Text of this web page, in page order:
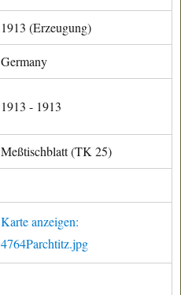
1913 (Erzeugung)
Germany
1913 - 1913
Meßtischblatt (TK 25)
Karte anzeigen:
4764Parchtitz.jpg